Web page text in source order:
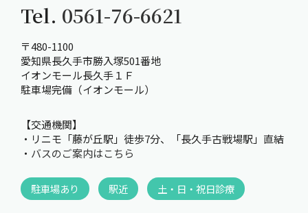
Tel. 0561-76-6621
〒480-1100
愛知県長久手市勝入塚501番地
イオンモール長久手１Ｆ
駐車場完備（イオンモール）
【交通機関】
・リニモ「藤が丘駅」徒歩7分、「長久手古戦場駅」直結
・ バスのご案内はこちら
駐車場あり 駅近 土・日・祝日診療